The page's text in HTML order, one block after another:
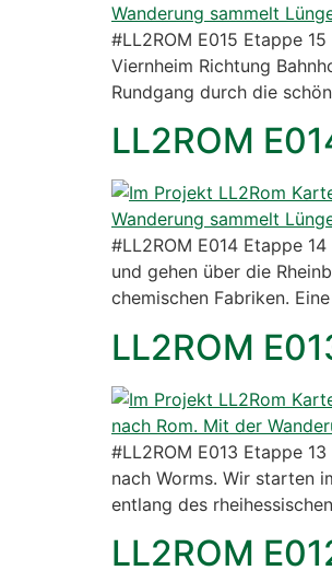
#LL2ROM E015 Etappe
Viernheim Richtung
Rundgang durch die
LL2ROM
#LL2ROM E014 Etappe
und gehen über die
chemischen Fabriken.
LL2ROM
#LL2ROM E013 Etappe
nach Worms. Wir starten
entlang des
LL2ROM